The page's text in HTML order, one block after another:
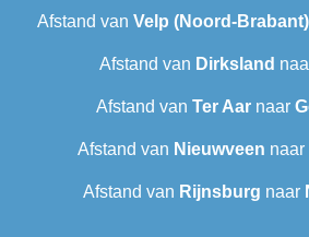
Afstand van Velp (Noord-Brabant)
Afstand van Dirksland
Afstand van Ter Aar naar
Afstand van Nieuwveen naar
Afstand van Rijnsburg naar